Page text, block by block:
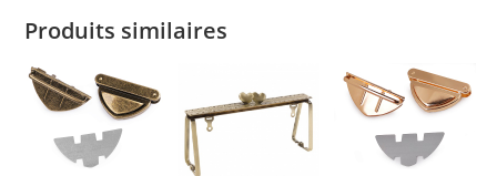
Produits similaires